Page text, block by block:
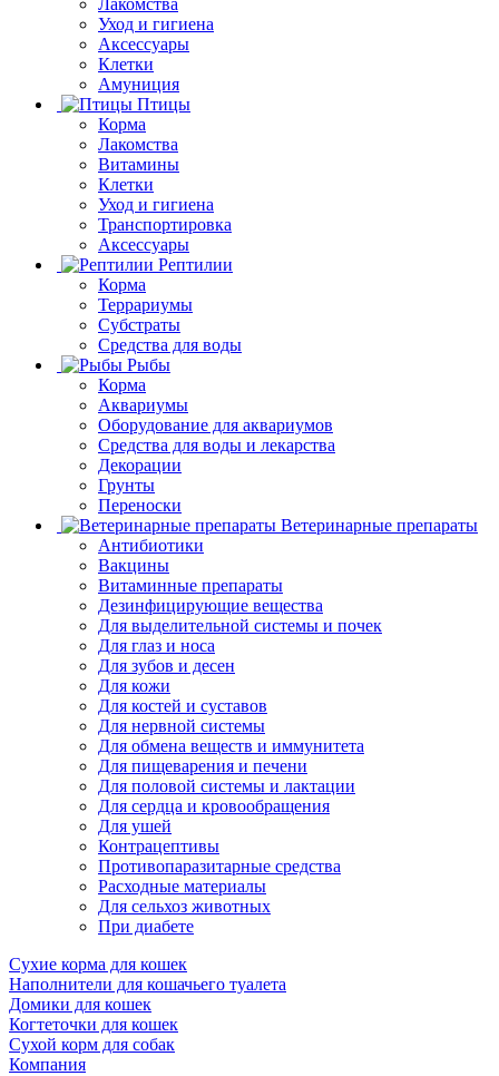
Уход и гигиена
Аксессуары
Клетки
Амуниция
Птицы
Корма
Лакомства
Витамины
Клетки
Уход и гигиена
Транспортировка
Аксессуары
Рептилии
Корма
Террариумы
Субстраты
Средства для воды
Рыбы
Корма
Аквариумы
Оборудование для аквариумов
Средства для воды и лекарства
Декорации
Грунты
Переноски
Ветеринарные препараты
Антибиотики
Вакцины
Витаминные препараты
Дезинфицирующие вещества
Для выделительной системы и почек
Для глаз и носа
Для зубов и десен
Для кожи
Для костей и суставов
Для нервной системы
Для обмена веществ и иммунитета
Для пищеварения и печени
Для половой системы и лактации
Для сердца и кровообращения
Для ушей
Контрацептивы
Противопаразитарные средства
Расходные материалы
Для сельхоз животных
При диабете
Сухие корма для кошек
Наполнители для кошачьего туалета
Домики для кошек
Когтеточки для кошек
Сухой корм для собак
Компания